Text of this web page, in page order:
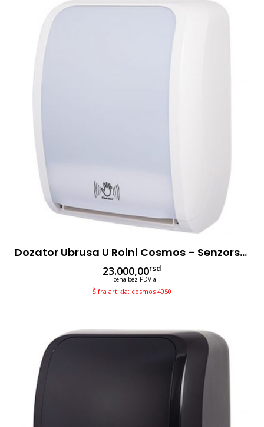
Dozator Ubrusa U Rolni Cosmos – Senzorski – Beli
23.000,00rsd
cena bez PDV-a
Šifra artikla: cosmos 4050